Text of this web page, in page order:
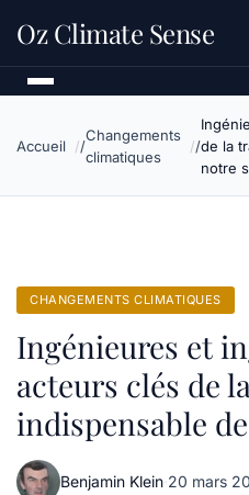
Oz Climate Sense
Accueil
Changements
climatiques
de la
notre
CHANGEMENTS CLIMATIQUES
Ingénieures et
acteurs clés de
indispensable
Benjamin Klein·20 mars